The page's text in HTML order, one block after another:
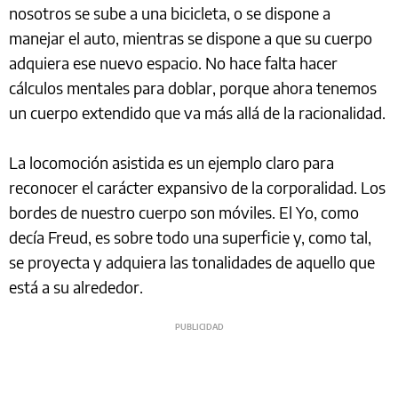
nosotros se sube a una bicicleta, o se dispone a
manejar el auto, mientras se dispone a que su cuerpo
adquiera ese nuevo espacio. No hace falta hacer
cálculos mentales para doblar, porque ahora tenemos
un cuerpo extendido que va más allá de la racionalidad.
La locomoción asistida es un ejemplo claro para
reconocer el carácter expansivo de la corporalidad. Los
bordes de nuestro cuerpo son móviles. El Yo, como
decía Freud, es sobre todo una superficie y, como tal,
se proyecta y adquiera las tonalidades de aquello que
está a su alrededor.